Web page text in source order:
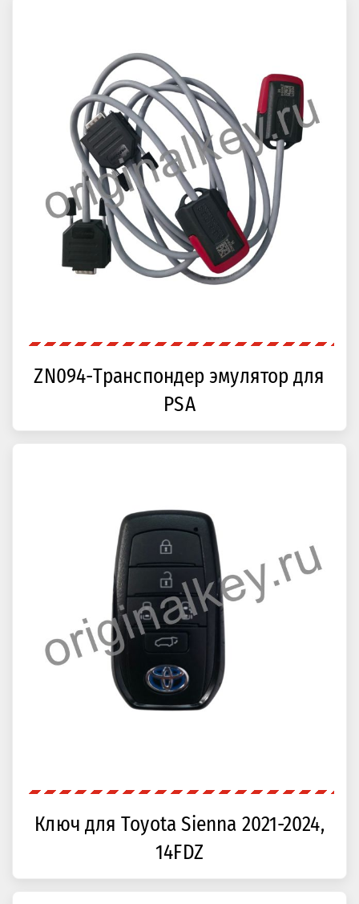
ZN094-Транспондер эмулятор для
PSA
Ключ для Toyota Sienna 2021-2024,
14FDZ